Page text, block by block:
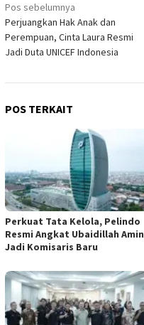
Navigasi
pos
Pos sebelumnya
Perjuangkan Hak Anak dan
Perempuan, Cinta Laura Resmi
Jadi Duta UNICEF Indonesia
POS TERKAIT
​Perkuat Tata Kelola, Pelindo
Resmi Angkat Ubaidillah Amin
Jadi Komisaris Baru